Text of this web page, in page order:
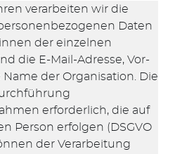
verarbeiten wir die
Daten
der einzelnen
die E-Mail-Adresse, Vor-
der Organisation. Die
erforderlich, die auf
Person erfolgen (DSGVO
der Verarbeitung